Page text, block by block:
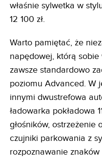
właśnie sylwetka w
12 100 zł.
Warto pamiętać, że
napędowej, którą
zawsze standardowo
poziomu Advanced. W
innymi dwustrefowa
ładowarka pokładowa
głośników, ostrzeżenie
czujniki parkowania z
rozpoznawanie